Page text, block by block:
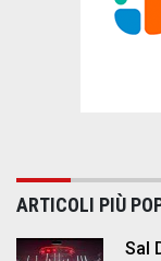
ARTICOLI PIÙ
Sal